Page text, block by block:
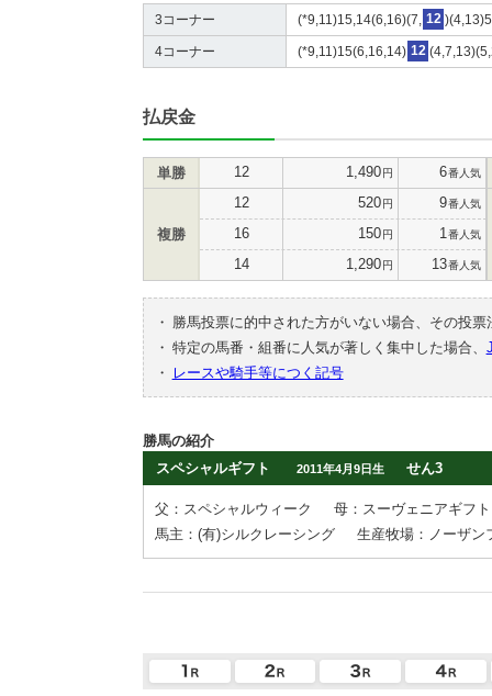
3コーナー (*9,11)15,14(6,16)(7, 12
4コーナー (*9,11)15(6,16,14) 12
払戻金
単勝 12 1,490円 6番人気
複勝
12 520円 9番人気
16 150円 1 番人気
14 1,290円 13番人気
・
勝馬投票に的中された方がいない場合、その投
・ 特定の馬番・組番に人気が著しく集中した場合、
・
レースや騎手等につく記号
勝馬の紹介
スペシャルギフト
2011年4月9日生 せん3
父：スペシャルウィーク
母：スーヴェニアギフト
馬主：(有)シルクレーシング
生産牧場：ノーザン